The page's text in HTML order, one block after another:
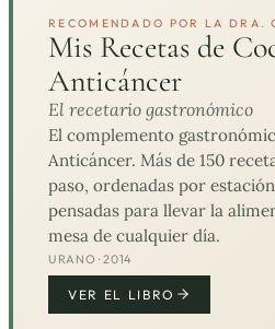
RECOMENDADO POR LA DRA.
Mis Recetas de
Anticáncer
El recetario gastronómico
El complemento
Anticáncer. Más de 150
paso, ordenadas por
pensadas para llevar la
mesa de cualquier día.
URANO · 2014
VER EL LIBRO